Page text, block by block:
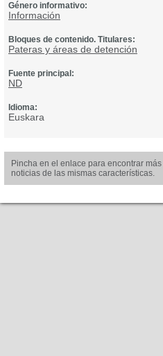
Género informativo:
Información
Bloques de contenido. Titulares:
Pateras y áreas de detención
Fuente principal:
ND
Idioma:
Euskara
Pincha en el enlace para encontrar más
noticias de las mismas características.